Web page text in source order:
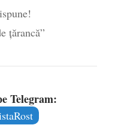
ţărancă”
Telegram: